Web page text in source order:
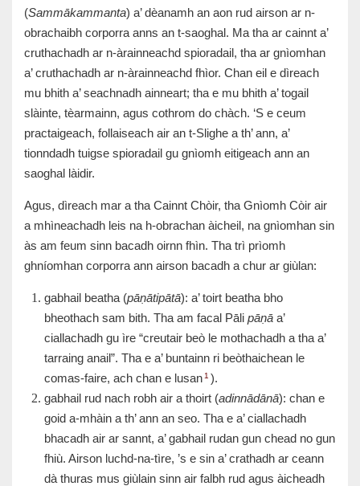
(Sammākammanta) a’ dèanamh an aon rud airson ar n-
obrachaibh corporra anns an t-saoghal. Ma tha ar cainnt a’
cruthachadh ar n-àrainneachd spioradail, tha ar gnìomhan
a’ cruthachadh ar n-àrainneachd fhìor. Chan eil e dìreach
mu bhith a’ seachnadh ainneart; tha e mu bhith a’ togail
slàinte, tèarmainn, agus cothrom do chàch. ‘S e ceum
practaigeach, follaiseach air an t-Slighe a th’ ann, a’
tionndadh tuigse spioradail gu gnìomh eitigeach ann an
saoghal làidir.
Agus, dìreach mar a tha Cainnt Chòir, tha Gnìomh Còir air
a mhìneachadh leis na h-obrachan àicheil, na gnìomhan sin
às am feum sinn bacadh oirnn fhìn. Tha trì prìomh
ghníomhan corporra ann airson bacadh a chur ar giùlan:
gabhail beatha (pāṇātipātā): a’ toirt beatha bho
bheothach sam bith. Tha am facal Pāli pāṇā a’
ciallachadh gu ìre “creutair beò le mothachadh a tha a’
tarraing anail”. Tha e a’ buntainn ri beòthaichean le
comas-faire, ach chan e lusan 1 ).
gabhail rud nach robh air a thoirt (adinnādānā): chan e
goid a-mhàin a th’ ann an seo. Tha e a’ ciallachadh
bhacadh air ar sannt, a’ gabhail rudan gun chead no gun
fhiù. Airson luchd-na-tìre, ’s e sin a’ crathadh ar ceann
dà thuras mus giùlain sinn air falbh rud agus àicheadh